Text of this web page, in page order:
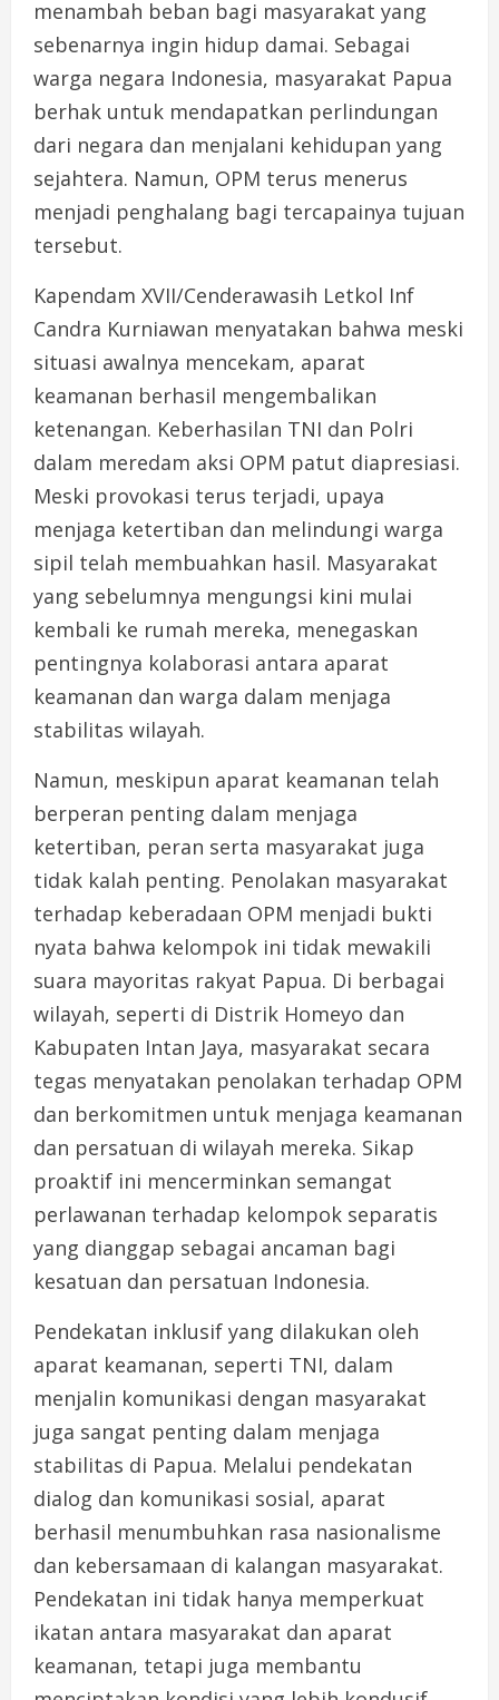
menambah beban bagi masyarakat yang
sebenarnya ingin hidup damai. Sebagai
warga negara Indonesia, masyarakat Papua
berhak untuk mendapatkan perlindungan
dari negara dan menjalani kehidupan yang
sejahtera. Namun, OPM terus menerus
menjadi penghalang bagi tercapainya tujuan
tersebut.
Kapendam XVII/Cenderawasih Letkol Inf
Candra Kurniawan menyatakan bahwa meski
situasi awalnya mencekam, aparat
keamanan berhasil mengembalikan
ketenangan. Keberhasilan TNI dan Polri
dalam meredam aksi OPM patut diapresiasi.
Meski provokasi terus terjadi, upaya
menjaga ketertiban dan melindungi warga
sipil telah membuahkan hasil. Masyarakat
yang sebelumnya mengungsi kini mulai
kembali ke rumah mereka, menegaskan
pentingnya kolaborasi antara aparat
keamanan dan warga dalam menjaga
stabilitas wilayah.
Namun, meskipun aparat keamanan telah
berperan penting dalam menjaga
ketertiban, peran serta masyarakat juga
tidak kalah penting. Penolakan masyarakat
terhadap keberadaan OPM menjadi bukti
nyata bahwa kelompok ini tidak mewakili
suara mayoritas rakyat Papua. Di berbagai
wilayah, seperti di Distrik Homeyo dan
Kabupaten Intan Jaya, masyarakat secara
tegas menyatakan penolakan terhadap OPM
dan berkomitmen untuk menjaga keamanan
dan persatuan di wilayah mereka. Sikap
proaktif ini mencerminkan semangat
perlawanan terhadap kelompok separatis
yang dianggap sebagai ancaman bagi
kesatuan dan persatuan Indonesia.
Pendekatan inklusif yang dilakukan oleh
aparat keamanan, seperti TNI, dalam
menjalin komunikasi dengan masyarakat
juga sangat penting dalam menjaga
stabilitas di Papua. Melalui pendekatan
dialog dan komunikasi sosial, aparat
berhasil menumbuhkan rasa nasionalisme
dan kebersamaan di kalangan masyarakat.
Pendekatan ini tidak hanya memperkuat
ikatan antara masyarakat dan aparat
keamanan, tetapi juga membantu